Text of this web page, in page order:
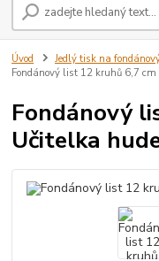
Úvod Jedlý tisk na
Fondánový list 12 kruhů 6,7
Fondánový
Učitelka